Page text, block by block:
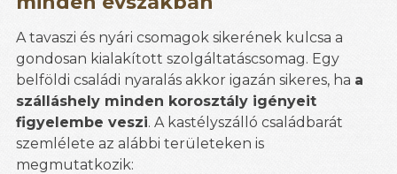
A tavaszi és nyári csomagok sikerének kulcsa a
gondosan kialakított szolgáltatáscsomag. Egy
belföldi családi nyaralás akkor igazán sikeres, ha a
szálláshely minden korosztály igényeit
figyelembe veszi. A kastélyszálló családbarát
szemlélete az alábbi területeken is
megmutatkozik: